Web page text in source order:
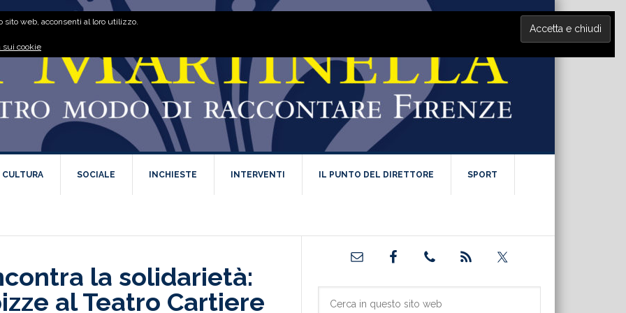
CULTURA SOCIALE INCHIESTE INTERVENTI IL PUNTO DEL DIRETTORE SPORT
la solidarietà:
al Teatro Cartiere
Barra
primaria
web, acconsenti al loro utilizzo.
sui cookie